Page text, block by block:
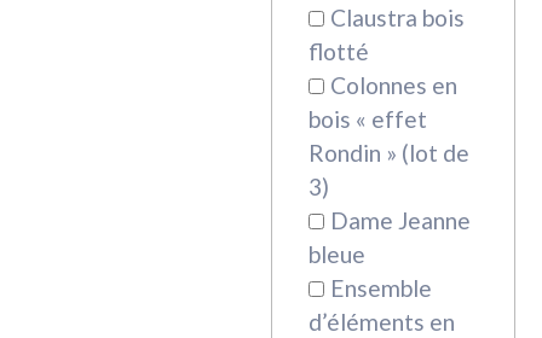
Claustra bois
flotté
Colonnes en
bois « effet
Rondin » (lot de
3)
Dame Jeanne
bleue
Ensemble
d’éléments en